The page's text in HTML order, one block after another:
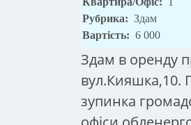
Рубрика: Здам
Вартість: 6 000
Здам в оренду
вул.Кияшка,10.
зупинка